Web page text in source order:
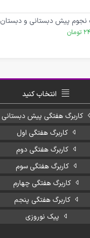
نجوم پیش دبستانی و دبستان
تومان
انتخاب کنید
کاربرگ هفتگی پیش دبستانی
کاربرگ هفتگی اول
کاربرگ هفتگی دوم
کاربرگ هفتگی سوم
کاربرگ هفتگی چهارم
کاربرگ هفتگی پنجم
پیک نوروزی